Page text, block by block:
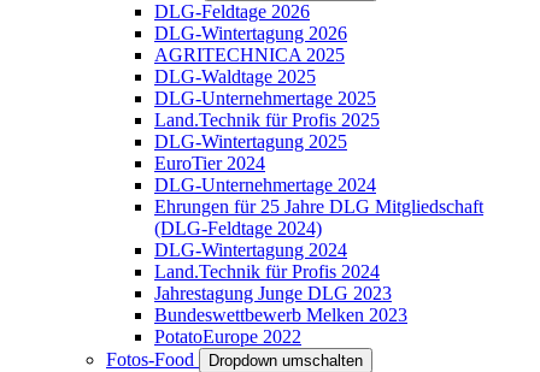
DLG-Feldtage 2026
DLG-Wintertagung 2026
AGRITECHNICA 2025
DLG-Waldtage 2025
DLG-Unternehmertage 2025
Land.Technik für Profis 2025
DLG-Wintertagung 2025
EuroTier 2024
DLG-Unternehmertage 2024
Ehrungen für 25 Jahre DLG Mitgliedschaft
(DLG-Feldtage 2024)
DLG-Wintertagung 2024
Land.Technik für Profis 2024
Jahrestagung Junge DLG 2023
Bundeswettbewerb Melken 2023
PotatoEurope 2022
Fotos-Food
Dropdown umschalten